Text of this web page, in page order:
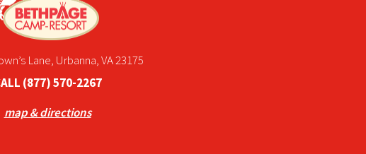
Lane, Urbanna, VA 23175
(877) 570-2267
map & directions